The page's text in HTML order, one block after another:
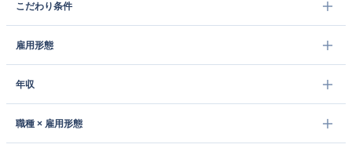
こだわり条件
雇用形態
年収
職種 × 雇用形態